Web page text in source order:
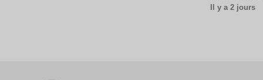
Il y a 2 jours